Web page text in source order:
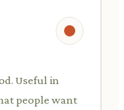
Useful in
people want